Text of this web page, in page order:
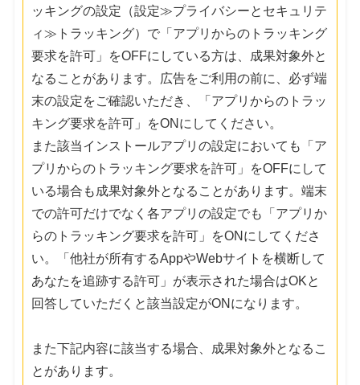
ッキングの設定（設定≫プライバシーとセキュリテ
ィ≫トラッキング）で「アプリからのトラッキング
要求を許可」をOFFにしている方は、成果対象外と
なることがあります。広告をご利用の前に、必ず端
末の設定をご確認いただき、「アプリからのトラッ
キング要求を許可」をONにしてください。
また該当インストールアプリの設定においても「ア
プリからのトラッキング要求を許可」をOFFにして
いる場合も成果対象外となることがあります。端末
での許可だけでなく各アプリの設定でも「アプリか
らのトラッキング要求を許可」をONにしてくださ
い。「他社が所有するAppやWebサイトを横断して
あなたを追跡する許可」が表示された場合はOKと
回答していただくと該当設定がONになります。
また下記内容に該当する場合、成果対象外となるこ
とがあります。